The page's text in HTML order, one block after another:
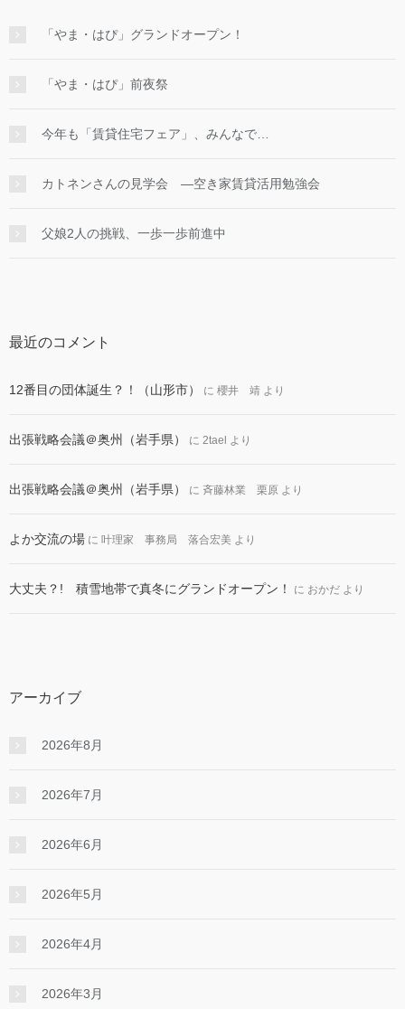
「やま・はぴ」グランドオープン！
「やま・はぴ」前夜祭
今年も「賃貸住宅フェア」、みんなで…
カトネンさんの見学会 ―空き家賃貸活用勉強会
父娘2人の挑戦、一歩一歩前進中
最近のコメント
12番目の団体誕生？！（山形市） に 櫻井 靖 より
出張戦略会議＠奥州（岩手県） に 2tael より
出張戦略会議＠奥州（岩手県） に 斉藤林業 栗原 より
よか交流の場 に 叶理家 事務局 落合宏美 より
大丈夫？! 積雪地帯で真冬にグランドオープン！ に おかだ より
アーカイブ
2026年8月
2026年7月
2026年6月
2026年5月
2026年4月
2026年3月